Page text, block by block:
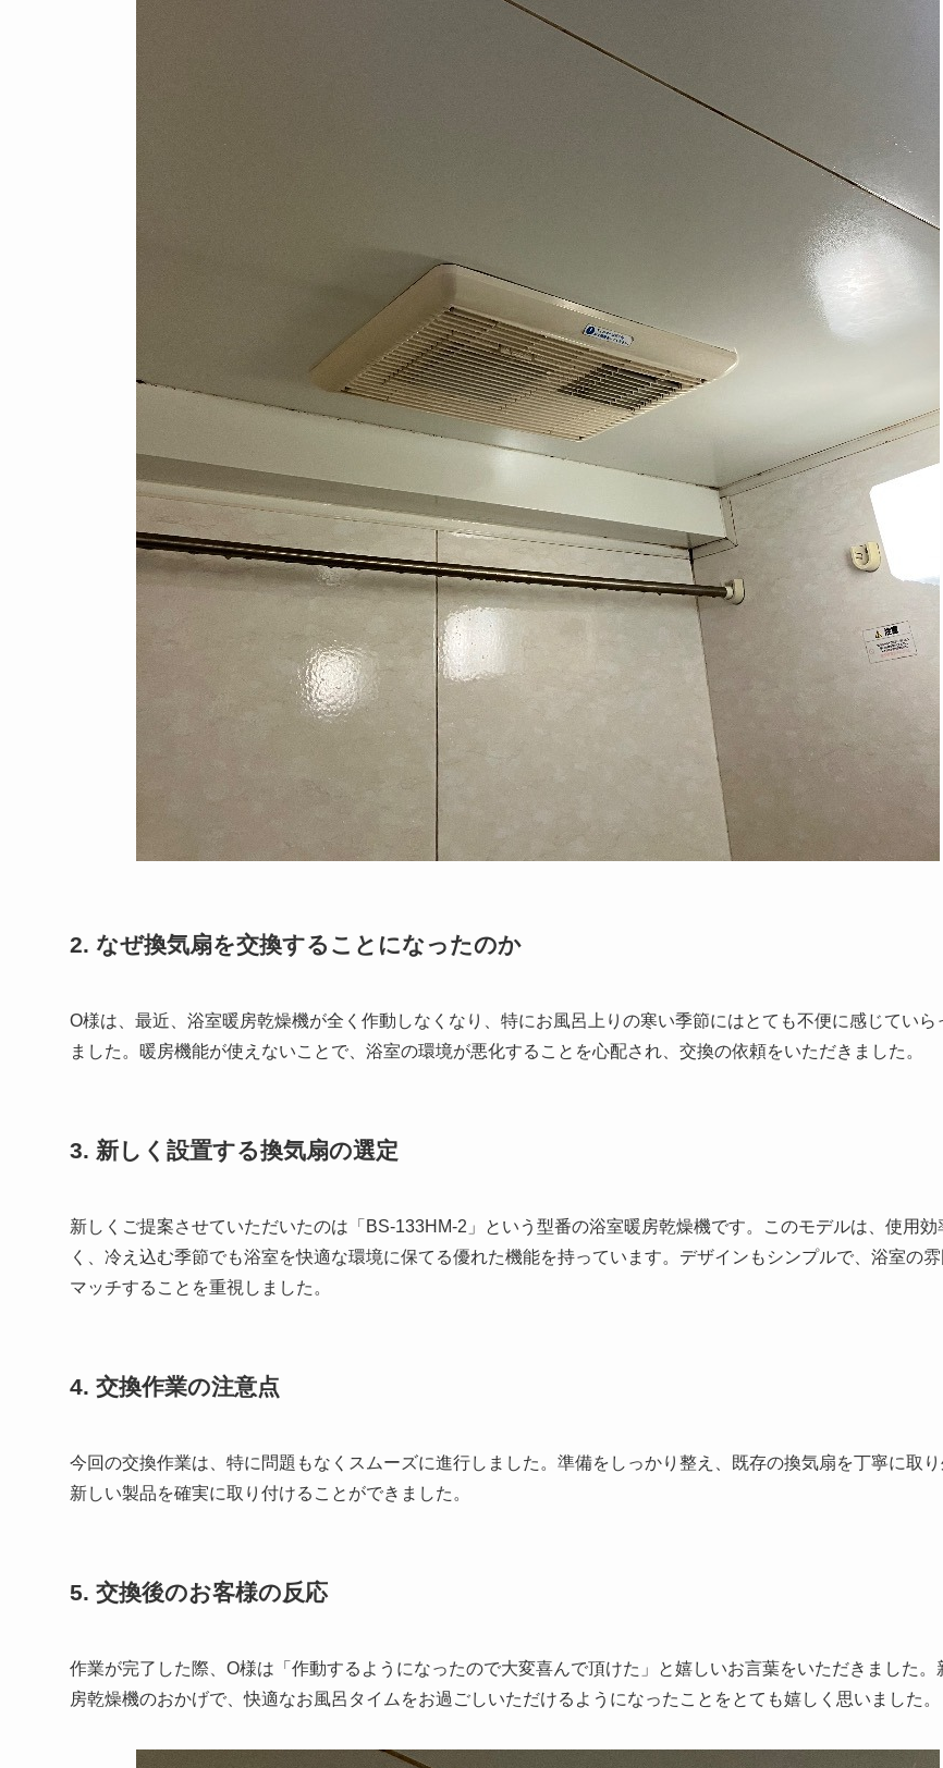
2. なぜ換気扇を交換することになったのか
O様は、最近、浴室暖房乾燥機が全く作動しなくなり、特にお風呂上りの寒い季節にはとても不便に感じていら
ました。暖房機能が使えないことで、浴室の環境が悪化することを心配され、交換の依頼をいただきました。
3. 新しく設置する換気扇の選定
新しくご提案させていただいたのは「BS-133HM-2」という型番の浴室暖房乾燥機です。このモデルは、使用効
く、冷え込む季節でも浴室を快適な環境に保てる優れた機能を持っています。デザインもシンプルで、浴室の雰
マッチすることを重視しました。
4. 交換作業の注意点
今回の交換作業は、特に問題もなくスムーズに進行しました。準備をしっかり整え、既存の換気扇を丁寧に取り
新しい製品を確実に取り付けることができました。
5. 交換後のお客様の反応
作業が完了した際、O様は「作動するようになったので大変喜んで頂けた」と嬉しいお言葉をいただきました。
房乾燥機のおかげで、快適なお風呂タイムをお過ごしいただけるようになったことをとても嬉しく思いました。